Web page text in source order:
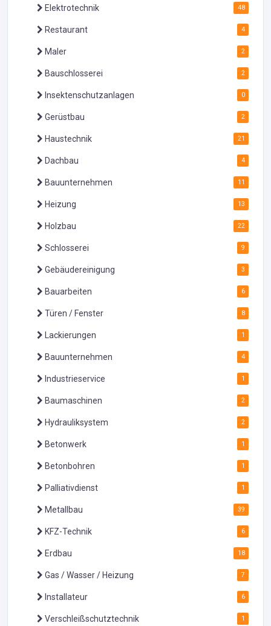
Elektrotechnik 48
Restaurant 4
Maler 2
Bauschlosserei 2
Insektenschutzanlagen 0
Gerüstbau 2
Haustechnik 21
Dachbau 4
Bauunternehmen 11
Heizung 13
Holzbau 22
Schlosserei 9
Gebäudereinigung 3
Bauarbeiten 6
Türen / Fenster 8
Lackierungen 1
Bauunternehmen 4
Industrieservice 1
Baumaschinen 2
Hydrauliksystem 2
Betonwerk 1
Betonbohren 1
Palliativdienst 1
Metallbau 39
KFZ-Technik 6
Erdbau 18
Gas / Wasser / Heizung 7
Installateur 6
Verschleißschutztechnik 1